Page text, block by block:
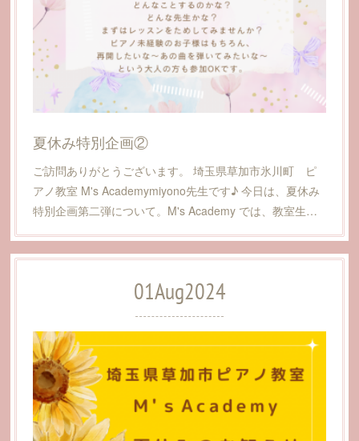
夏休み特別企画②
ご訪問ありがとうございます。 埼玉県草加市氷川町 ピ
アノ教室 M's Academymiyono先生です♪ 今日は、夏休み
特別企画第二弾について。M's Academy では、教室生…
01Aug2024